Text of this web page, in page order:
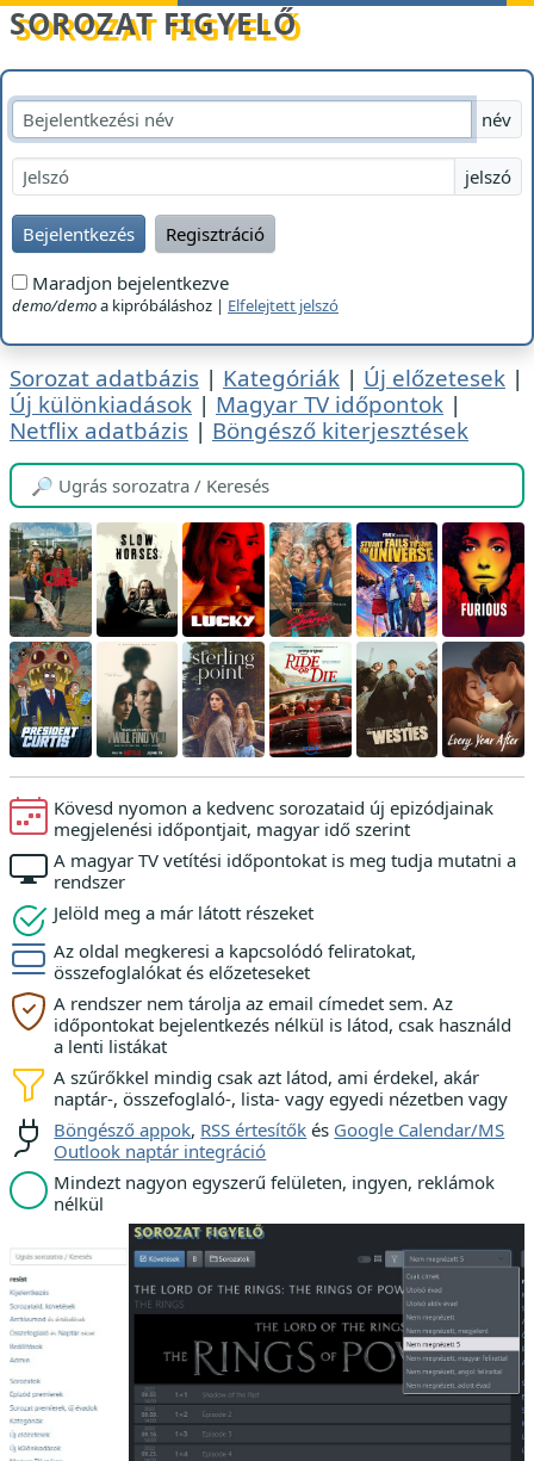
Betöltés...
SOROZAT FIGYELŐ
név
jelszó
Bejelentkezés Regisztráció
Maradjon bejelentkezve
demo/demoa kipróbáláshoz | Elfelejtett jelszó
Sorozat adatbázis | Kategóriák | Új előzetesek |
Új különkiadások | Magyar TV időpontok |
Netflix adatbázis | Böngésző kiterjesztések
Kövesd nyomon a kedvenc sorozataid új epizódjainak
megjelenési időpontjait, magyar idő szerint
A magyar TV vetítési időpontokat is meg tudja mutatni a
rendszer
Jelöld meg a már látott részeket
Az oldal megkeresi a kapcsolódó feliratokat,
összefoglalókat és előzeteseket
A rendszer nem tárolja az email címedet sem. Az
időpontokat bejelentkezés nélkül is látod, csak használd
a lenti listákat
A szűrőkkel mindig csak azt látod, ami érdekel, akár
naptár-, összefoglaló-, lista- vagy egyedi nézetben vagy
Böngésző appok, RSS értesítők és Google Calendar/MS
Outlook naptár integráció
Mindezt nagyon egyszerű felületen, ingyen, reklámok
nélkül